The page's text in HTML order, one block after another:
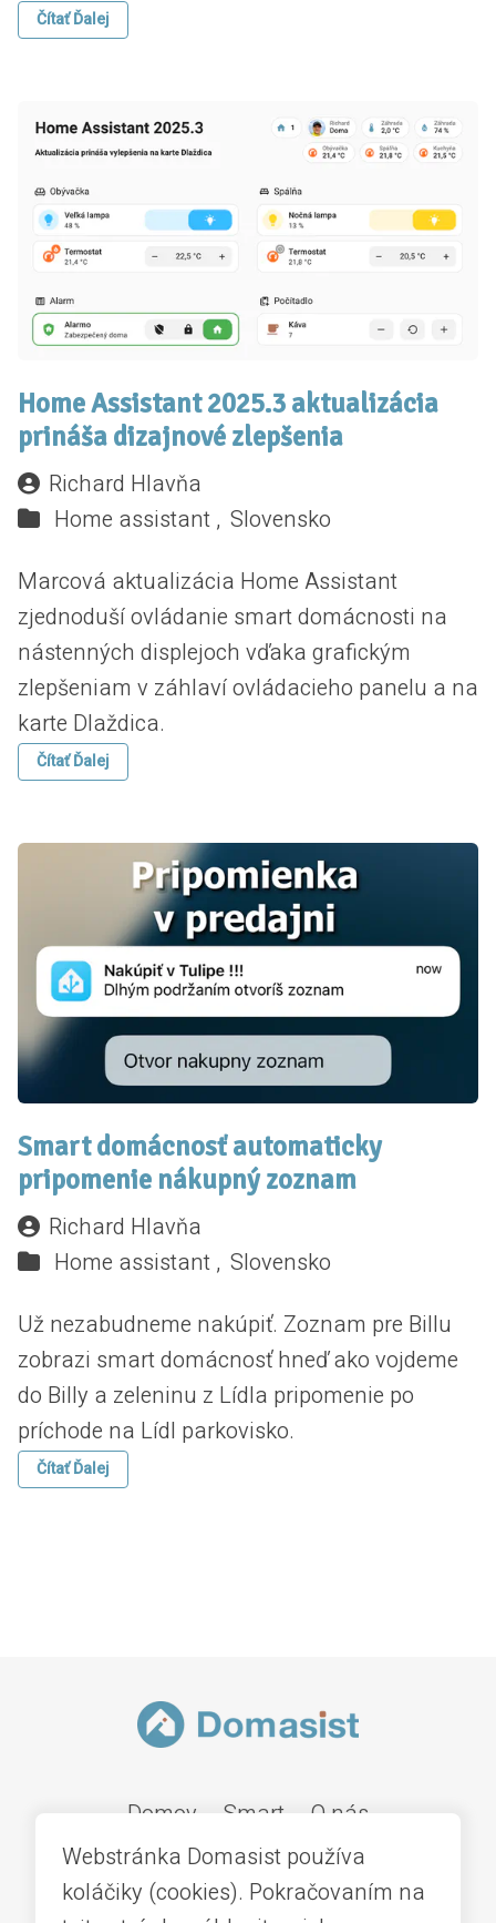
Čítať Ďalej
Home Assistant 2025.3 aktualizácia
prináša dizajnové zlepšenia
Richard Hlavňa
Home assistant , Slovensko
Marcová aktualizácia Home Assistant
zjednoduší ovládanie smart domácnosti na
nástenných displejoch vďaka grafickým
zlepšeniam v záhlaví ovládacieho panelu a na
karte Dlaždica.
Čítať Ďalej
Smart domácnosť automaticky
pripomenie nákupný zoznam
Richard Hlavňa
Home assistant , Slovensko
Už nezabudneme nakúpiť. Zoznam pre Billu
zobrazi smart domácnosť hneď ako vojdeme
do Billy a zeleninu z Lídla pripomenie po
príchode na Lídl parkovisko.
Čítať Ďalej
Domov Smart
O nás
Webstránka Domasist používa
koláčiky (cookies). Pokračovaním na